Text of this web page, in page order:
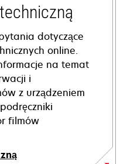
dotyczące
online.
na temat
i
z urządzeniem
filmów